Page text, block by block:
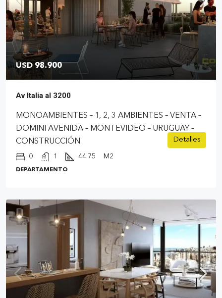
USD 98.900
Av Italia al 3200
MONOAMBIENTES – 1, 2, 3 AMBIENTES – VENTA –
DOMINI AVENIDA – MONTEVIDEO – URUGUAY –
CONSTRUCCIÓN
0 1 44.75 M2
DEPARTAMENTO
Detalles